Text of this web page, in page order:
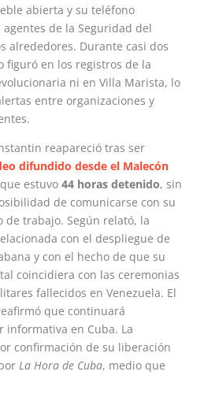
abierta y su teléfono
de la Seguridad del
alrededores. Durante casi dos
figuró en los registros de la
ni en Villa Marista, lo
entre organizaciones y
reapareció tras ser
difundido desde el Malecón
estuvo 44 horas detenido, sin
de comunicarse con su
de trabajo. Según relató, la
con el despliegue de
y con el hecho de que su
coincidiera con las ceremonias
fallecidos en Venezuela. El
que continuará
informativa en Cuba. La
confirmación de su liberación
La Hora de Cuba, medio que